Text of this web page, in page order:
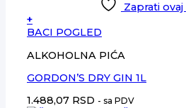
Zaprati
+
BACI POGLED
ALKOHOLNA PIĆA
GORDON’S DRY GIN 1L
1.488,07 RSD - sa PDV